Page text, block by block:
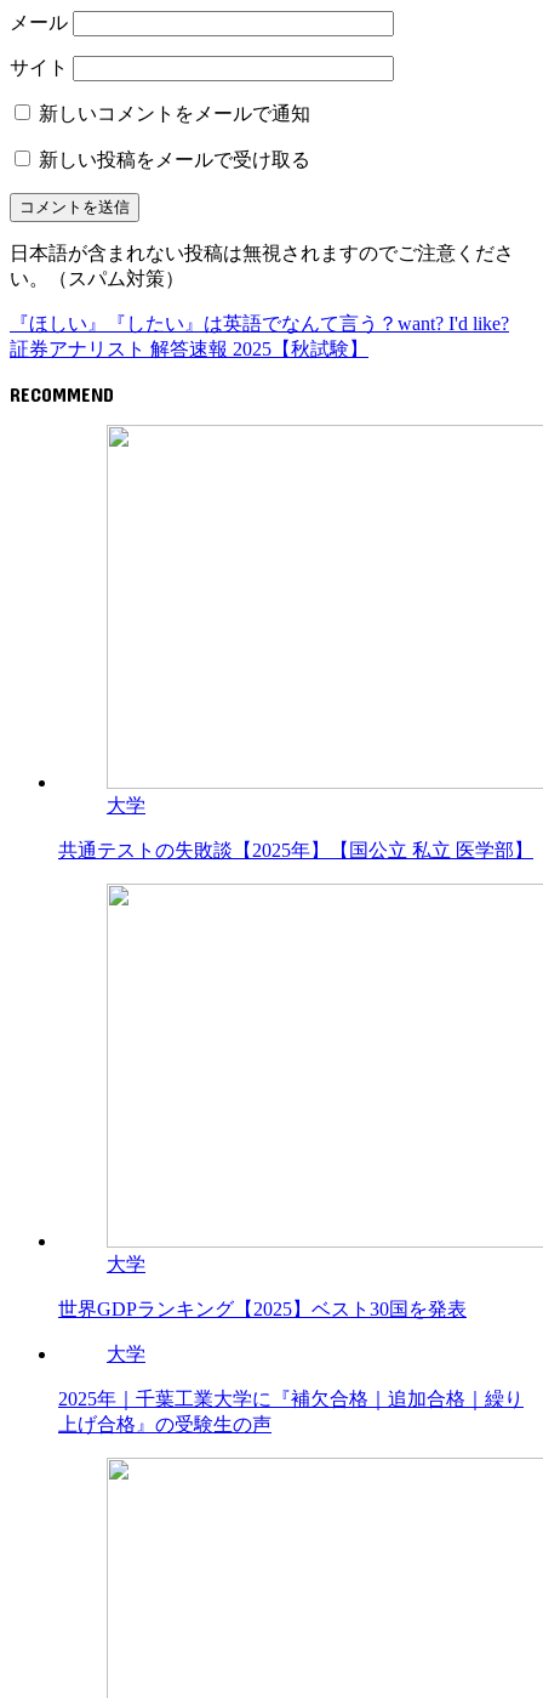
メール
サイト
新しいコメントをメールで通知
新しい投稿をメールで受け取る
日本語が含まれない投稿は無視されますのでご注意くださ
い。（スパム対策）
『ほしい』『したい』は英語でなんて言う？want? I'd like?
証券アナリスト 解答速報 2025【秋試験】
RECOMMEND
大学
共通テストの失敗談【2025年】【国公立 私立 医学部】
大学
世界GDPランキング【2025】ベスト30国を発表
大学
2025年｜千葉工業大学に『補欠合格｜追加合格｜繰り
上げ合格』の受験生の声